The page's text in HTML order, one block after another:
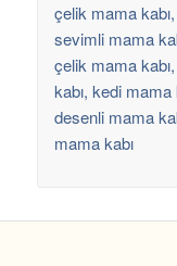
çelik mama
sevimli mama
çelik mama
kabı, kedi
desenli mama
mama kabı